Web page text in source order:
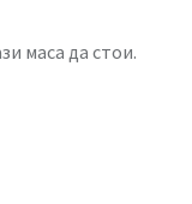
маса да стои.